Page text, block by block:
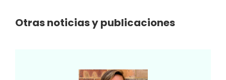
Otras noticias y publicaciones